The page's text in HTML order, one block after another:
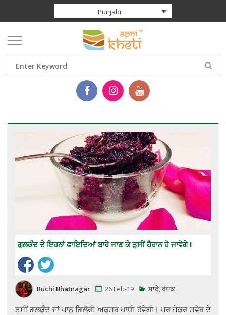
Punjabi
ਗੁਲਕੰਦ ਦੇ ਇਹਨਾਂ ਫਾਇਦਿਆਂ ਬਾਰੇ ਜਾਣ ਕੇ ਤੁਸੀਂ ਹੈਰਾਨ ਹੋ ਜਾਵੋਗੇ !
Ruchi Bhatnagar 26 Feb-19 ਸਾਰੇ,ਰੋਚਕ
ਤੁਸੀਂ ਗੁਲਕੰਦ ਜਾਂ ਪਾਨ ਗਿਲੋਰੀ ਅਕਸਰ ਖਾਧੀ ਹੋਵੇਗੀ। ਪਰ ਜੇਕਰ ਸਵੇਰ ਦੇ